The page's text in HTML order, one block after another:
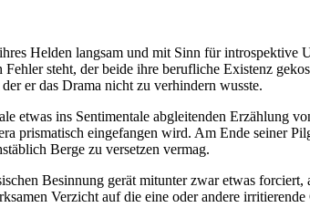
Helden langsam und mit Sinn für introspektive
steht, der beide ihre berufliche Existenz
er das Drama nicht zu verhindern wusste.
etwas ins Sentimentale abgleitenden Erzählung
prismatisch eingefangen wird. Am Ende seiner
Berge zu versetzen vermag.
Besinnung gerät mitunter zwar etwas
Verzicht auf die eine oder andere